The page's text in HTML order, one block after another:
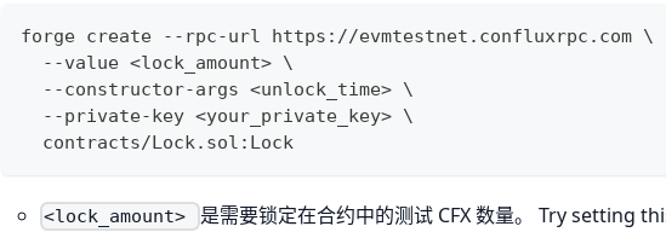
forge create --rpc-url https://evmtestnet.confluxrpc.com \
  --value <lock_amount> \
  --constructor-args <unlock_time> \
  --private-key <your_private_key> \
  contracts/Lock.sol:Lock
<lock_amount>
是需要锁定在合约中的测试 CFX 数量。 Try setting